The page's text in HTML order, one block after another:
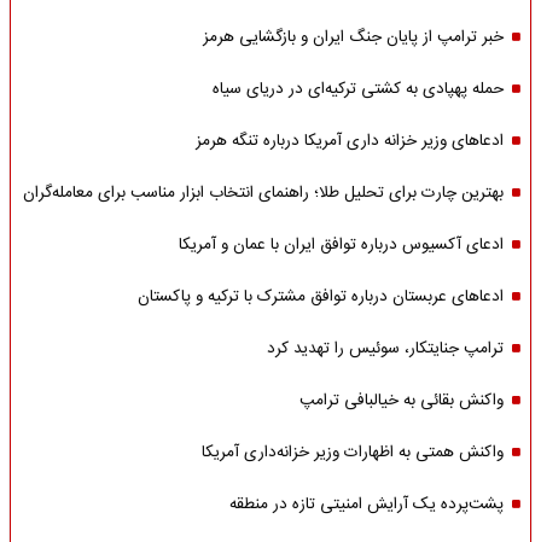
خبر ترامپ از پایان جنگ ایران و بازگشایی هرمز
حمله پهپادی به کشتی ترکیه‌ای در دریای سیاه
ادعاهای وزیر خزانه داری آمریکا درباره تنگه هرمز
بهترین چارت برای تحلیل طلا؛ راهنمای انتخاب ابزار مناسب برای معامله‌گران
ادعای آکسیوس درباره توافق ایران با عمان و آمریکا
ادعاهای عربستان درباره توافق مشترک با ترکیه و پاکستان
ترامپ جنایتکار، سوئیس را تهدید کرد
واکنش بقائی به خیالبافی ترامپ
واکنش همتی به اظهارات وزیر خزانه‌داری آمریکا
پشت‌پرده یک آرایش امنیتی تازه در منطقه